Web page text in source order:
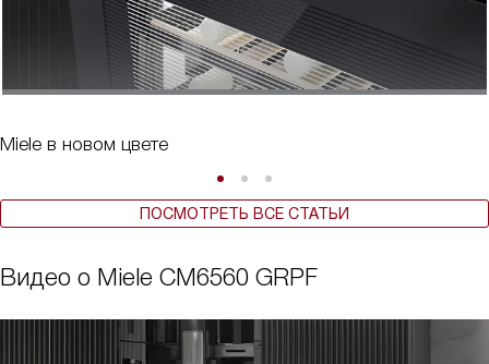
Miele в новом цвете
ПОСМОТРЕТЬ ВСЕ СТАТЬИ
Видео о Miele CM6560 GRPF